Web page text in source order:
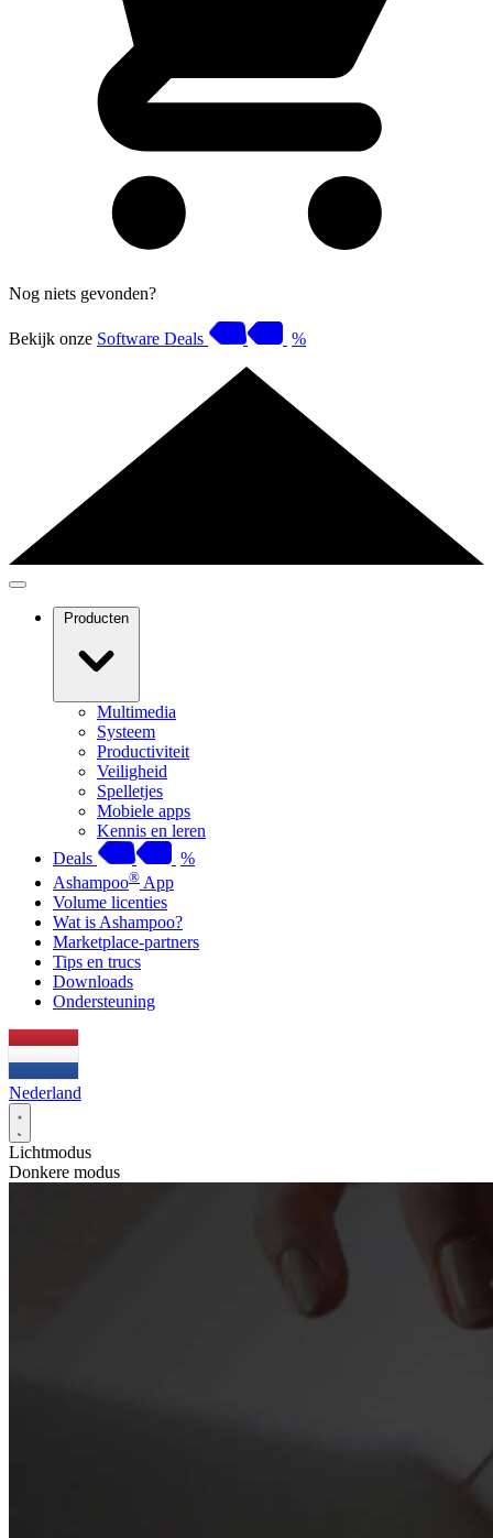
Nog niets gevonden?
Bekijk onze Software Deals %
Producten
Multimedia
Systeem
Productiviteit
Veiligheid
Spelletjes
Mobiele apps
Kennis en leren
Deals
%
Ashampoo® App
Volume licenties
Wat is Ashampoo?
Marketplace-partners
Tips en trucs
Downloads
Ondersteuning
Nederland
Lichtmodus
Donkere modus